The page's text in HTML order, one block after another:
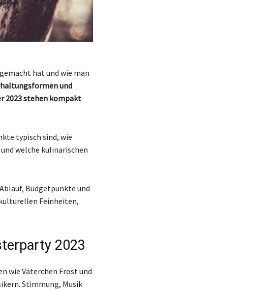
hat und wie man
und
2023 stehen kompakt
typisch sind, wie
welche kulinarischen
Budgetpunkte und
Feinheiten,
2023
wie Väterchen Frost und
Stimmung, Musik